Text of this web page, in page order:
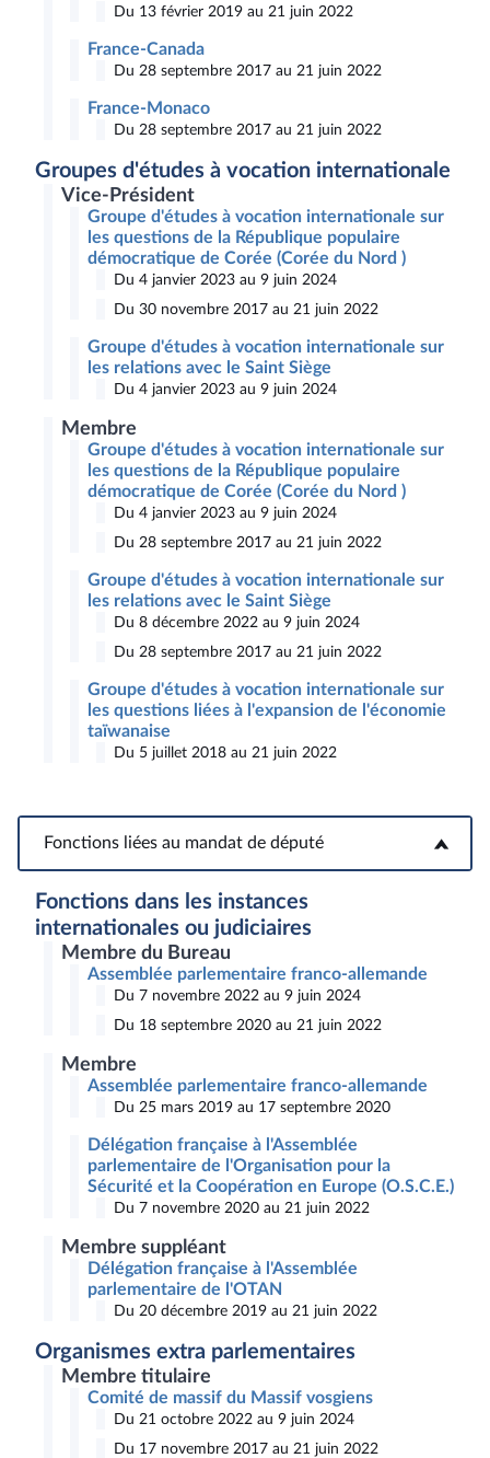
Du 13 février 2019 au 21 juin 2022
France-Canada
Du 28 septembre 2017 au 21 juin 2022
France-Monaco
Du 28 septembre 2017 au 21 juin 2022
Groupes d'études à vocation internationale
Vice-Président
Groupe d'études à vocation internationale sur
les questions de la République populaire
démocratique de Corée (Corée du Nord )
Du 4 janvier 2023 au 9 juin 2024
Du 30 novembre 2017 au 21 juin 2022
Groupe d'études à vocation internationale sur
les relations avec le Saint Siège
Du 4 janvier 2023 au 9 juin 2024
Membre
Groupe d'études à vocation internationale sur
les questions de la République populaire
démocratique de Corée (Corée du Nord )
Du 4 janvier 2023 au 9 juin 2024
Du 28 septembre 2017 au 21 juin 2022
Groupe d'études à vocation internationale sur
les relations avec le Saint Siège
Du 8 décembre 2022 au 9 juin 2024
Du 28 septembre 2017 au 21 juin 2022
Groupe d'études à vocation internationale sur
les questions liées à l'expansion de l'économie
taïwanaise
Du 5 juillet 2018 au 21 juin 2022
Fonctions liées au mandat de député
Fonctions liées au mandat de député
Fonctions dans les instances
internationales ou judiciaires
Membre du Bureau
Assemblée parlementaire franco-allemande
Du 7 novembre 2022 au 9 juin 2024
Du 18 septembre 2020 au 21 juin 2022
Membre
Assemblée parlementaire franco-allemande
Du 25 mars 2019 au 17 septembre 2020
Délégation française à l'Assemblée
parlementaire de l'Organisation pour la
Sécurité et la Coopération en Europe (O.S.C.E.)
Du 7 novembre 2020 au 21 juin 2022
Membre suppléant
Délégation française à l'Assemblée
parlementaire de l'OTAN
Du 20 décembre 2019 au 21 juin 2022
Organismes extra parlementaires
Membre titulaire
Comité de massif du Massif vosgiens
Du 21 octobre 2022 au 9 juin 2024
Du 17 novembre 2017 au 21 juin 2022